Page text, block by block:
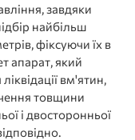
завдяки
найбільш
фіксуючи їх в
апарат, який
вм'ятин,
товщини
і двосторонньої